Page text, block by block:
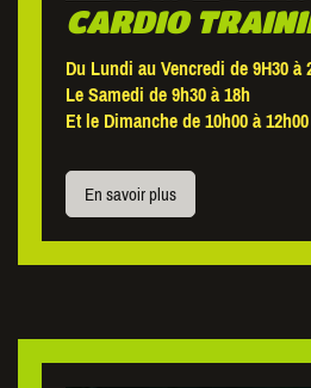
CARDIO
Du Lundi au Vencredi de 9H30 à
Le Samedi de 9h30 à 18h
Et le Dimanche de 10h00 à 12h00
En savoir plus